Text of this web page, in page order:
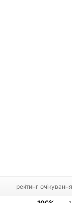
рейтинг очікування